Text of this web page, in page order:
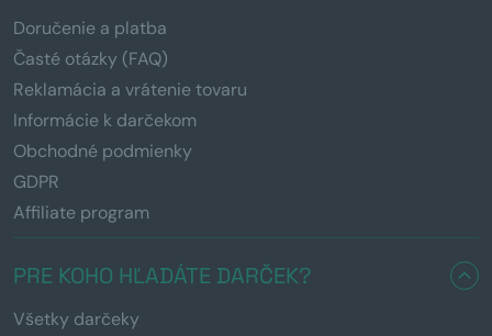
Doručenie a platba
Časté otázky (FAQ)
Reklamácia a vrátenie tovaru
Informácie k darčekom
Obchodné podmienky
GDPR
Affiliate program
PRE KOHO HĽADÁTE DARČEK?
Všetky darčeky